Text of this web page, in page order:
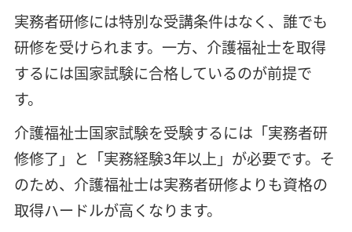
実務者研修には特別な受講条件はなく、誰でも
研修を受けられます。一方、介護福祉士を取得
するには国家試験に合格しているのが前提で
す。
介護福祉士国家試験を受験するには「実務者研
修修了」と「実務経験3年以上」が必要です。そ
のため、介護福祉士は実務者研修よりも資格の
取得ハードルが高くなります。